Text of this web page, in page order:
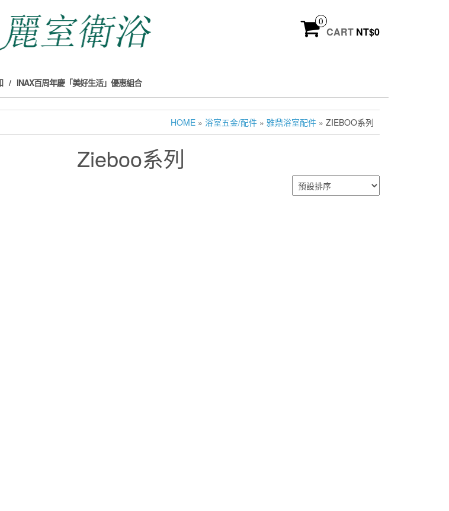
0
CART NT$0
INAX百周年慶「美好生活」優惠組合
HOME » 浴室五金/配件 » 雅鼎浴室配件 » ZIEBOO系列
Zieboo系列